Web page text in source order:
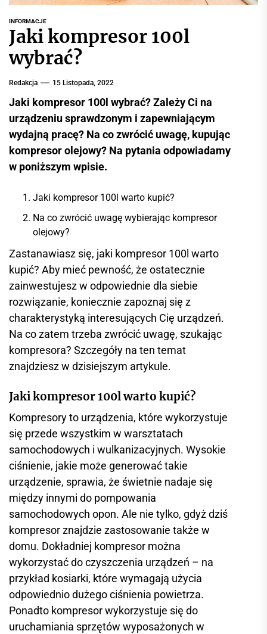
r
o
r
m
a
n
y
INFORMACJE
Jaki kompresor 100l
wybrać?
Redakcja 15 Listopada, 2022
Jaki kompresor 100l wybrać? Zależy Ci na
urządzeniu sprawdzonym i zapewniającym
wydajną pracę? Na co zwrócić uwagę, kupując
kompresor olejowy? Na pytania odpowiadamy
w poniższym wpisie.
Jaki kompresor 100l warto kupić?
Na co zwrócić uwagę wybierając kompresor
olejowy?
Zastanawiasz się, jaki kompresor 100l warto
kupić? Aby mieć pewność, że ostatecznie
zainwestujesz w odpowiednie dla siebie
rozwiązanie, koniecznie zapoznaj się z
charakterystyką interesujących Cię urządzeń.
Na co zatem trzeba zwrócić uwagę, szukając
kompresora? Szczegóły na ten temat
znajdziesz w dzisiejszym artykule.
Jaki kompresor 100l warto kupić?
Kompresory to urządzenia, które wykorzystuje
się przede wszystkim w warsztatach
samochodowych i wulkanizacyjnych. Wysokie
ciśnienie, jakie może generować takie
urządzenie, sprawia, że świetnie nadaje się
między innymi do pompowania
samochodowych opon. Ale nie tylko, gdyż dziś
kompresor znajdzie zastosowanie także w
domu. Dokładniej kompresor można
wykorzystać do czyszczenia urządzeń – na
przykład kosiarki, które wymagają użycia
odpowiednio dużego ciśnienia powietrza.
Ponadto kompresor wykorzystuje się do
uruchamiania sprzętów wyposażonych w